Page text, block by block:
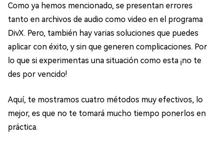
Como ya hemos mencionado, se presentan errores
tanto en archivos de audio como video en el programa
DivX. Pero, también hay varias soluciones que puedes
aplicar con éxito, y sin que generen complicaciones. Por
lo que si experimentas una situación como esta ¡no te
des por vencido!
Aquí, te mostramos cuatro métodos muy efectivos, lo
mejor, es que no te tomará mucho tiempo ponerlos en
práctica.